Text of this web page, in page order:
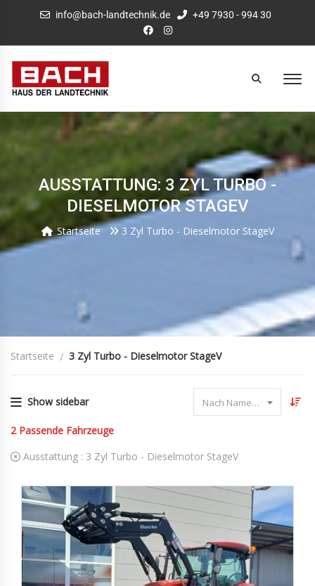
info@bach-landtechnik.de +49 7930 - 994 30
AUSSTATTUNG: 3 ZYL TURBO -
DIESELMOTOR STAGEV
Startseite 3 Zyl Turbo - Dieselmotor StageV
Startseite 3 Zyl Turbo - Dieselmotor StageV
Show sidebar Nach Name sortieren
2 Passende Fahrzeuge
Ausstattung : 3 Zyl Turbo - Dieselmotor StageV